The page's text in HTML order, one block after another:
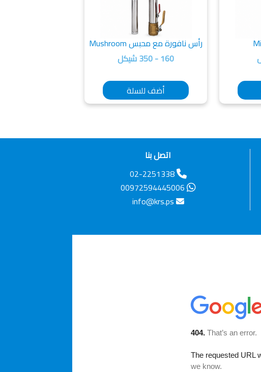
رأس نافورة مع محبس Mushroom
160 - 350 شيكل
أضف للسلة
اتصل بنا
02-2251338